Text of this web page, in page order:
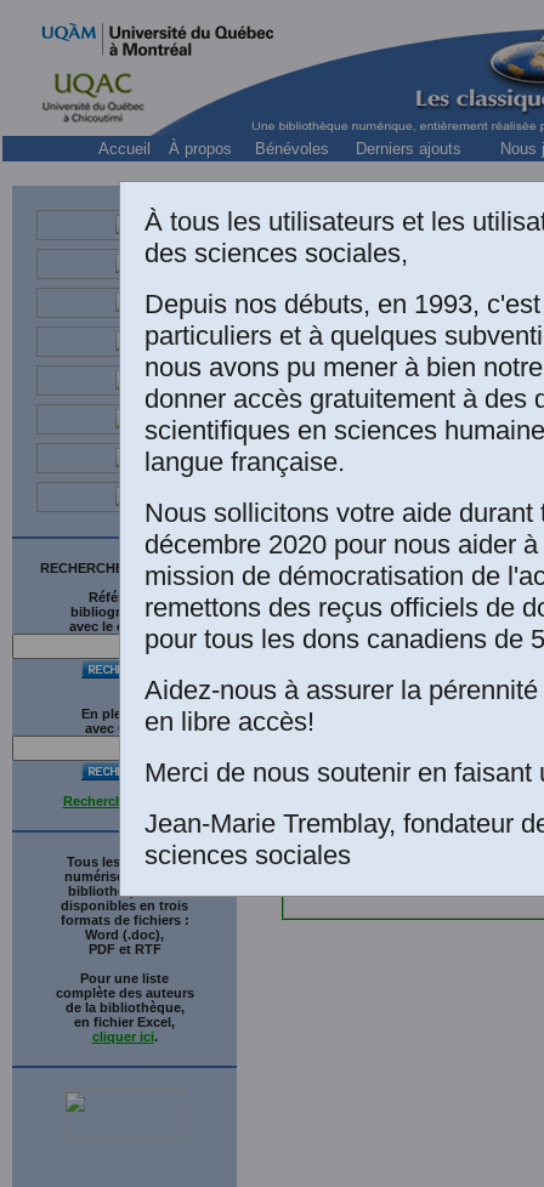
Accueil À propos Bénévoles Derniers ajouts Nous
RECHERCHE SUR LE SITE
Références
bibliographiques
avec le catalogue
En plein texte
avec G gle
Recherche avancée
Tous les ouvrages
numérisés de cette
bibliothèque sont
disponibles en trois
formats de fichiers :
Word (.doc),
PDF et RTF
Pour une liste
complète des auteurs
de la bibliothèque,
en fichier Excel,
cliquer ici.
Martha
Martha Harnecker,
À tous les utilisateurs et les
des sciences sociales,
Depuis nos débuts, en 1993,
particuliers et à quelques
nous avons pu mener à bien
donner accès gratuitement à des
scientifiques en sciences
langue française.
Nous sollicitons votre aide durant
décembre 2020 pour nous aider
mission de démocratisation de
remettons des reçus officiels de
pour tous les dons canadiens de
Aidez-nous à assurer la
en libre accès!
Merci de nous soutenir en faisant
Jean-Marie Tremblay, fondateur
sciences sociales